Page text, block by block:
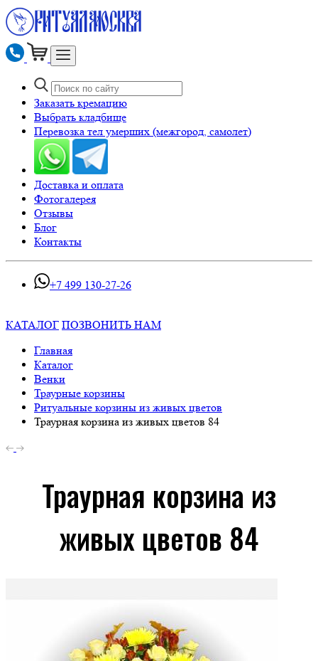
Заказать кремацию
Выбрать кладбище
Перевозка тел умерших (межгород, самолет)
Доставка и оплата
Фотогалерея
Отзывы
Блог
Контакты
+7 499 130-27-26
КАТАЛОГ ПОЗВОНИТЬ НАМ
Главная
Каталог
Венки
Траурные корзины
Ритуальные корзины из живых цветов
Траурная корзина из живых цветов 84
Траурная корзина из
живых цветов 84